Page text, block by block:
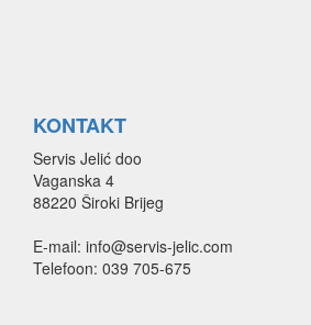
KONTAKT
Servis Jelić doo
Vaganska 4
88220 Široki Brijeg
E-mail: info@servis-jelic.com
Telefoon: 039 705-675